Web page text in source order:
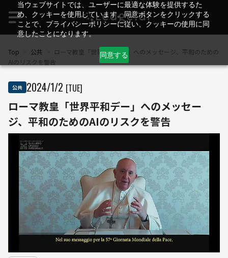
当ウェブサイトでは、ユーザーに最適な体験を提供するた
め、クッキーを使用しています。同意ボタンをクリックする
ことで、プライバシーポリシーに従い、クッキーの使用に同
意したことになります。
同意する
Top 公共
ローマ教皇「世界平和デー」へのメッセージ、平和のための
AIのリスクを警告
公共 2024/1/2 [TUE]
ローマ教皇「世界平和デー」へのメッセー
ジ、平和のためのAIのリスクを警告